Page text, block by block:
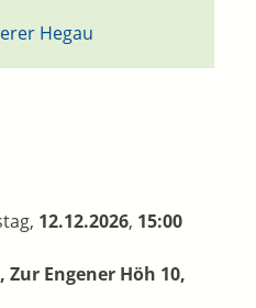
12.12.2026, 15:00
Zur Engener Höh 10,
Hegau